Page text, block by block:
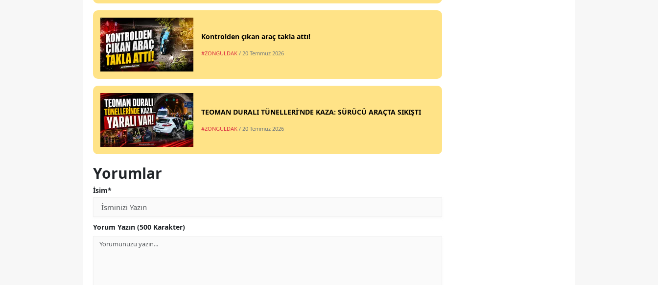
Kontrolden çıkan araç takla attı!
#ZONGULDAK / 20 Temmuz 2026
TEOMAN DURALI TÜNELLERİ’NDE KAZA: SÜRÜCÜ ARAÇTA SIKIŞTI
#ZONGULDAK / 20 Temmuz 2026
Yorumlar
İsim*
Yorum Yazın (500 Karakter)